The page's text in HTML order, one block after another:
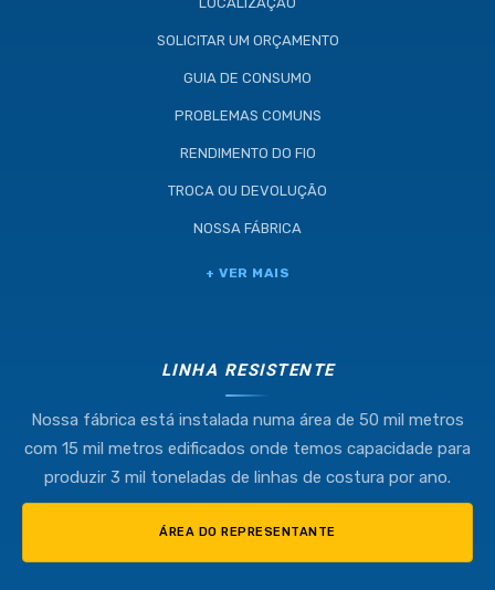
Industria e Comercio de Linhas
(11) 4634-8500
SOLICITAR UM ORÇAMENTO
GUIA DE CONSUMO
PROBLEMAS COMUNS
RENDIMENTO DO FIO
TROCA OU DEVOLUÇÃO
NOSSA FÁBRICA
+ VER MAIS
LINHA RESISTENTE
Nossa fábrica está instalada numa área de 50 mil metros
com 15 mil metros edificados onde temos capacidade para
produzir 3 mil toneladas de linhas de costura por ano.
ÁREA DO REPRESENTANTE